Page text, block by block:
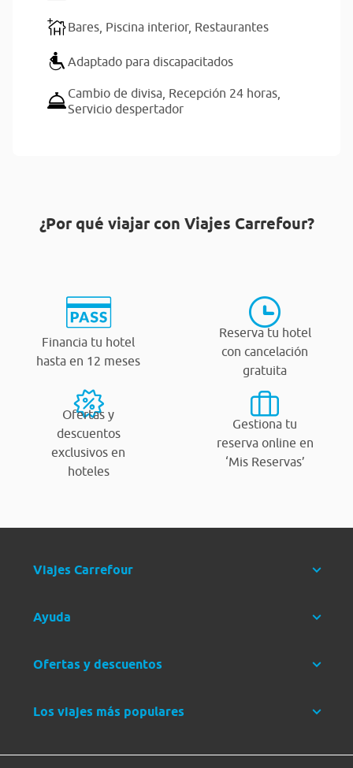
Bares, Piscina interior, Restaurantes
Adaptado para discapacitados
Cambio de divisa, Recepción 24 horas,
Servicio despertador
¿Por qué viajar con Viajes Carrefour?
Financia tu hotel
hasta en 12 meses
Reserva tu hotel
con cancelación
gratuita
Ofertas y
descuentos
exclusivos en
hoteles
Gestiona tu
reserva online en
‘Mis Reservas’
Viajes Carrefour
Ayuda
Ofertas y descuentos
Los viajes más populares